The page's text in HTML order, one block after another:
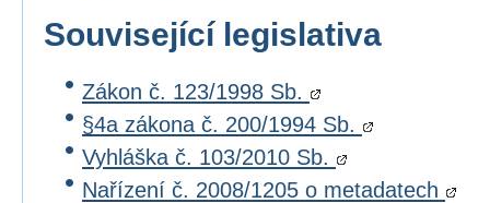
Související legislativa
Zákon č. 123/1998 Sb.
§4a zákona č. 200/1994 Sb.
Vyhláška č. 103/2010 Sb.
Nařízení č. 2008/1205 o metadatech